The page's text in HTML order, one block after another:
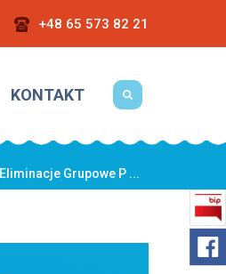
+48 65 573 82 21
KONTAKT
Eliminacje Grupowe P ...